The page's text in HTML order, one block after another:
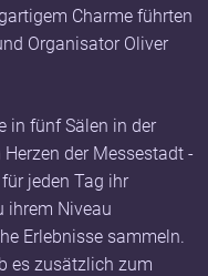
Charme führten
Organisator Oliver
in fünf Sälen in der
der Messestadt -
jeden Tag ihr
ihrem Niveau
Erlebnisse sammeln.
es zusätzlich zum